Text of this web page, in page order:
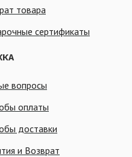
товара
сертификаты
вопросы
оплаты
доставки
и Возврат